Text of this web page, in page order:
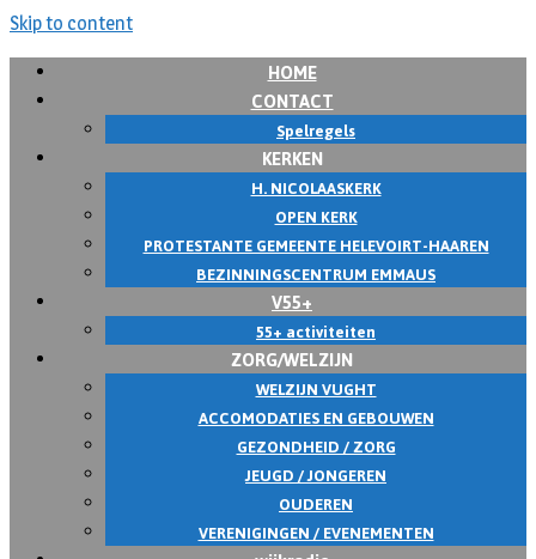
Skip to content
HOME
CONTACT
Spelregels
KERKEN
H. NICOLAASKERK
OPEN KERK
PROTESTANTE GEMEENTE HELEVOIRT-HAAREN
BEZINNINGSCENTRUM EMMAUS
V55+
55+ activiteiten
ZORG/WELZIJN
WELZIJN VUGHT
ACCOMODATIES EN GEBOUWEN
GEZONDHEID / ZORG
JEUGD / JONGEREN
OUDEREN
VERENIGINGEN / EVENEMENTEN